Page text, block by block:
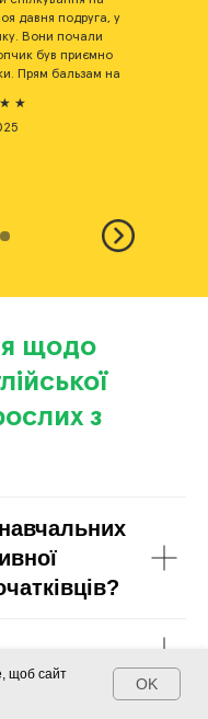
давня подруга, у
Вони почали
був приємно
Прям бальзам на
★
щодо
з
щоб сайт
OK